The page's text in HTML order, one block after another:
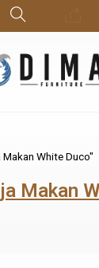
White Duco"
Makan